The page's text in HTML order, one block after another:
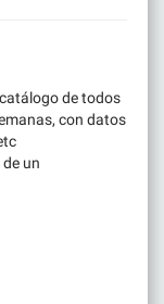
de todos
con datos
de un